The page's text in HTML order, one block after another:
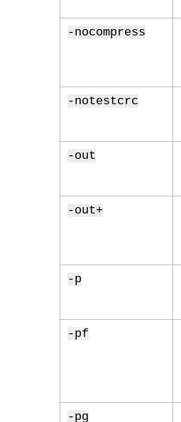
-nocompress
-notestcrc
-out
-out+
-p
-pf
-pg